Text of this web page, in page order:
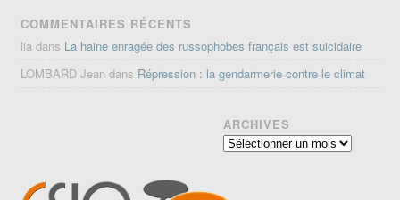
COMMENTAIRES RÉCENTS
lia dans La haine enragée des russophobes français est suicidaire
LOMBARD Jean dans Répression : la gendarmerie contre le climat
ARCHIVES
Archives